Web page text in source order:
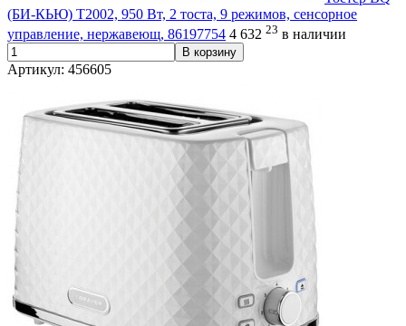
(БИ-КЬЮ) T2002, 950 Вт, 2 тоста, 9 режимов, сенсорное
управление, нержавеющ, 86197754 4 632 23 в наличии
В корзину
Артикул: 456605